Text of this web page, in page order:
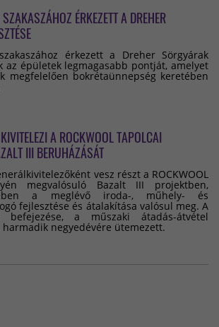
ÉRKEZETT A DREHER
érkezett a Dreher Sörgyárak
az épületek legmagasabb pontját, amelyet
megfelelően bokrétaünnepség keretében
A ROCKWOOL TAPOLCAI
III BERUHÁZÁSÁT
vesz részt a ROCKWOOL
megvalósuló Bazalt III projektben,
a meglévő iroda-, műhely- és
fejlesztése és átalakítása valósul meg. A
befejezése, a műszaki átadás-átvétel
harmadik negyedévére ütemezett.